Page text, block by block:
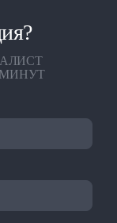
МИНУТ